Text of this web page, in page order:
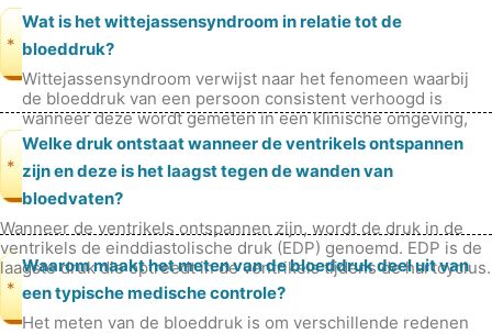
*
Wat is het wittejassensyndroom in relatie tot de
bloeddruk?
Wittejassensyndroom verwijst naar het fenomeen waarbij
de bloeddruk van een persoon consistent verhoogd is
wanneer deze wordt gemeten in een klinische omgeving,
zoals een dokterspraktijk of
*
Welke druk ontstaat wanneer de ventrikels ontspannen
zijn en deze is het laagst tegen de wanden van
bloedvaten?
Wanneer de ventrikels ontspannen zijn, wordt de druk in de
ventrikels de einddiastolische druk (EDP) genoemd. EDP ​​is de
laagste druk die optreedt in de ventrikels tijdens de hartcyclus.
He
*
Waarom maakt het meten van de bloeddruk deel uit van
een typische medische controle?
Het meten van de bloeddruk is om verschillende redenen